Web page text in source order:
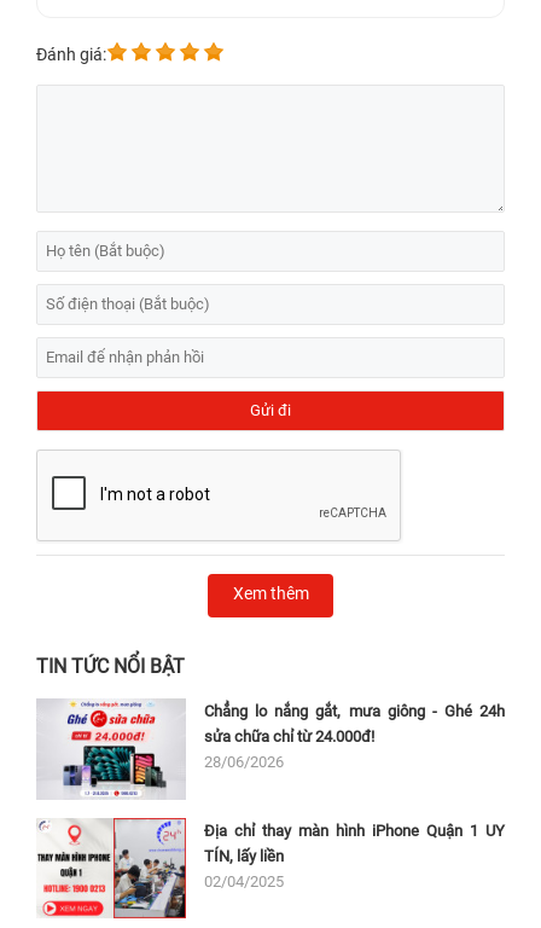
Đánh giá:
Xem thêm
TIN TỨC NỔI BẬT
Chẳng lo nắng gắt, mưa giông - Ghé 24h
sửa chữa chỉ từ 24.000đ!
28/06/2026
Địa chỉ thay màn hình iPhone Quận 1 UY
TÍN, lấy liền
02/04/2025